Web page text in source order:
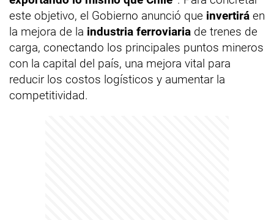
este objetivo, el Gobierno anunció que invertirá en
la mejora de la industria ferroviaria de trenes de
carga, conectando los principales puntos mineros
con la capital del país, una mejora vital para
reducir los costos logísticos y aumentar la
competitividad.